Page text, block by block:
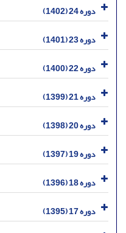
دوره 24 (1402)
دوره 23 (1401)
دوره 22 (1400)
دوره 21 (1399)
دوره 20 (1398)
دوره 19 (1397)
دوره 18 (1396)
دوره 17 (1395)